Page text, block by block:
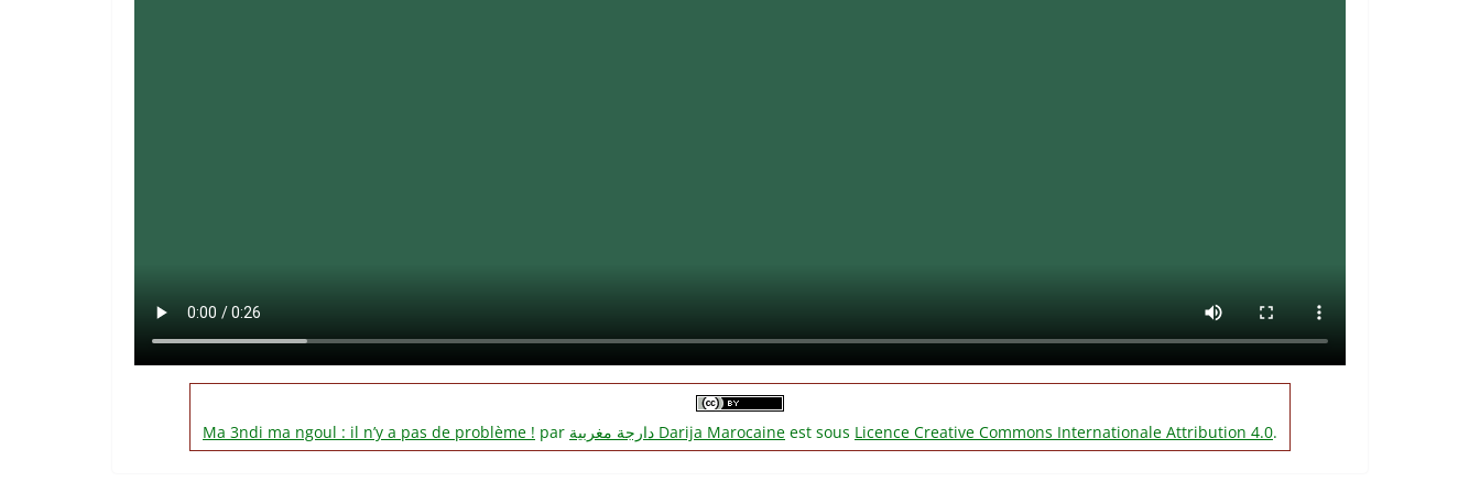
Ma 3ndi ma ngoul : il n’y a pas de problème ! par دارجة مغربية‎ Darija Marocaine est sous Licence Creative Commons Internationale Attribution 4.0.